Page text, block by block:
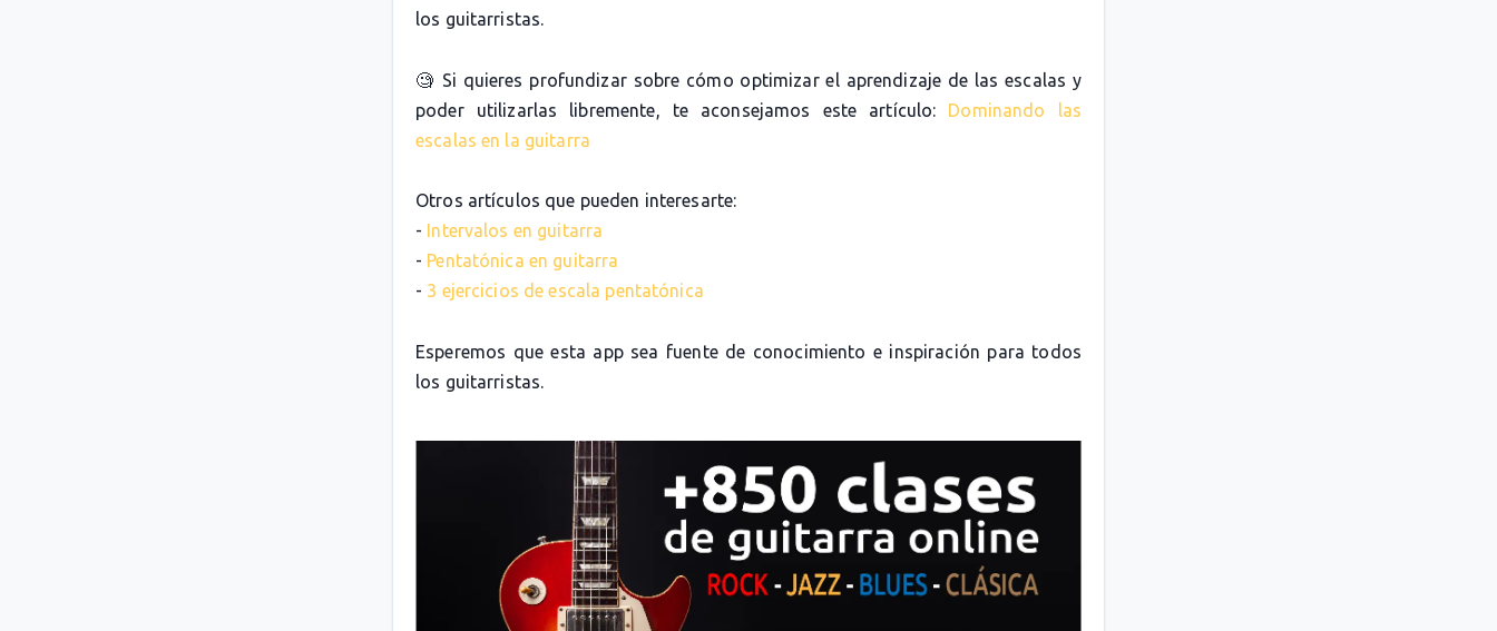
los guitarristas.
🧐 Si quieres profundizar sobre cómo optimizar el aprendizaje de las escalas y
poder utilizarlas libremente, te aconsejamos este artículo: Dominando las
escalas en la guitarra
Otros artículos que pueden interesarte:
- Intervalos en guitarra
- Pentatónica en guitarra
- 3 ejercicios de escala pentatónica
Esperemos que esta app sea fuente de conocimiento e inspiración para todos
los guitarristas.